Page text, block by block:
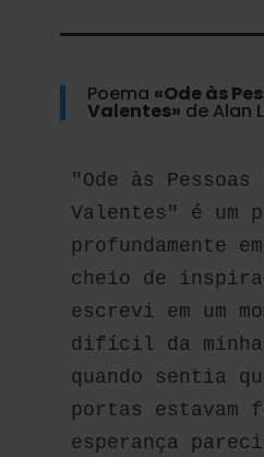
Poema «Ode às
Valentes» de Alan
"Ode às Pessoas
Valentes" é um
profundamente
cheio de
escrevi em um
difícil da
quando sentia
portas estavam
esperança